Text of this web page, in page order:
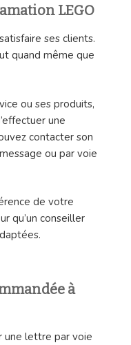
LEGO
ses clients.
quand même que
ou ses produits,
une
contacter son
ou par voie
de votre
qu’un conseiller
à
une lettre par voie